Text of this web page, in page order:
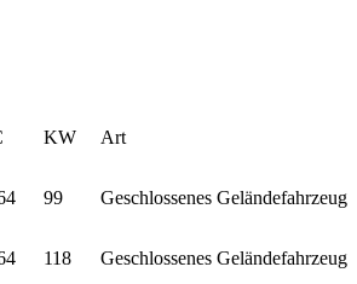
KW Art
99 Geschlossenes Geländefahrzeug
118 Geschlossenes Geländefahrzeug